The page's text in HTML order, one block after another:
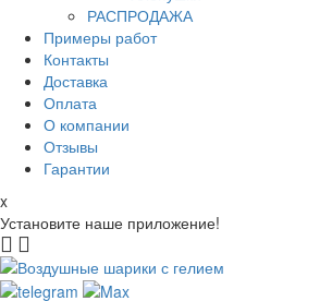
РАСПРОДАЖА
Примеры работ
Контакты
Доставка
Оплата
О компании
Отзывы
Гарантии
x
Установите наше приложение!